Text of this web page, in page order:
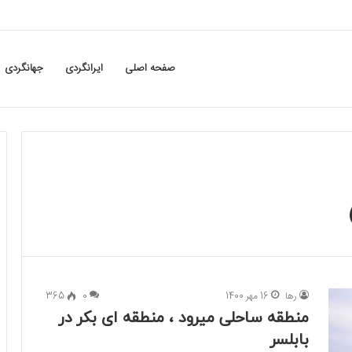
صفحه اصلی ایرانگردی جهانگردی
رها 16 مهر 1400 0
365
منطقه ساحلی میرود ، منطقه ای بکر در
بابلسر